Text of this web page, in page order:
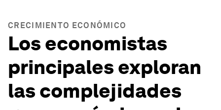
CRECIMIENTO ECONÓMICO
Los economistas
principales exploran
las complejidades